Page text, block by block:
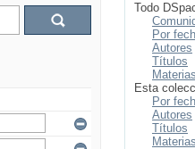
Todo
Por
Autores
Títulos
Materias
Esta
Por
Autores
Títulos
Materias